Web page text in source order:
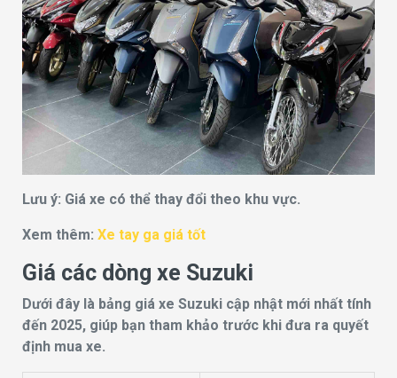
Lưu ý: Giá xe có thể thay đổi theo khu vực.
Xem thêm: Xe tay ga giá tốt
Giá các dòng xe Suzuki
Dưới đây là bảng giá xe Suzuki cập nhật mới nhất tính
đến 2025, giúp bạn tham khảo trước khi đưa ra quyết
định mua xe.